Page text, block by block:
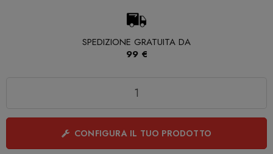
SPEDIZIONE GRATUITA DA
99 €
CONFIGURA IL TUO PRODOTTO